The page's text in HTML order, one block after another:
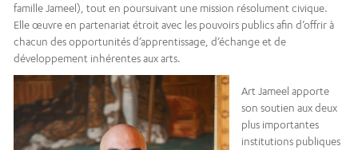
famille Jameel), tout en poursuivant une mission résolument civique.
Elle œuvre en partenariat étroit avec les pouvoirs publics afin d’offrir à
chacun des opportunités d’apprentissage, d’échange et de
développement inhérentes aux arts.
Art Jameel apporte
son soutien aux deux
plus importantes
institutions publiques